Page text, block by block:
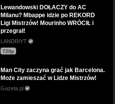
Lewandowski DOŁACZY do AC
Milanu? Mbappe idzie po REKORD
Ligi Mistrzów! Mourinho WRÓCIŁ i
przegrał!
LANDRIYT
720p
Man City zaczyna grać jak Barcelona.
Może zamieszać w Lidze Mistrzów!
Gazeta.pl